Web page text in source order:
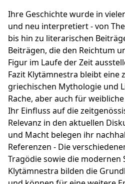
Ihre Geschichte wurde in
und neu interpretiert - von
bis hin zu literarischen
Beiträgen, die den Reichtum
Figur im Laufe der Zeit
Fazit Klytämnestra bleibt eine
griechischen Mythologie und
Rache, aber auch für
Ihr Einfluss auf die
Relevanz in den aktuellen
und Macht belegen ihr
Referenzen - Die
Tragödie sowie die modernen
Klytämnestra bilden die